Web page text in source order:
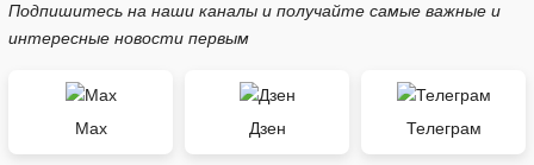
Подпишитесь на наши каналы и получайте самые важные и
интересные новости первым
Max Дзен Телеграм